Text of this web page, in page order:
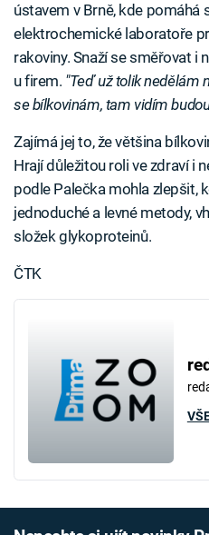
ústavem v Brně, kde pomáhá
elektrochemické laboratoře
rakoviny. Snaží se směřovat i
u firem. "Teď už tolik nedělám
se bílkovinám, tam vidím
Zajímá jej to, že většina
Hrají důležitou roli ve zdraví i
podle Palečka mohla zlepšit,
jednoduché a levné metody,
složek glykoproteinů.
ČTK